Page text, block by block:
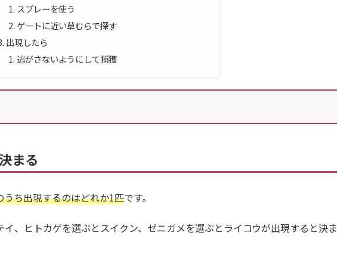
スプレーを使う
ゲートに近い草むらで探す
出現したら
逃がさないようにして捕獲
まる
ち出現するのはどれか1匹です。
、ヒトカゲを選ぶとスイクン、ゼニガメを選ぶとライコウが出現すると決ま